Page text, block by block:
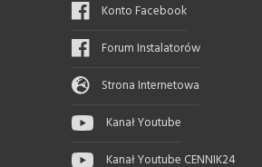
Konto Facebook
Forum Instalatorów
Strona Internetowa
Kanał Youtube
Kanał Youtube CENNIK24